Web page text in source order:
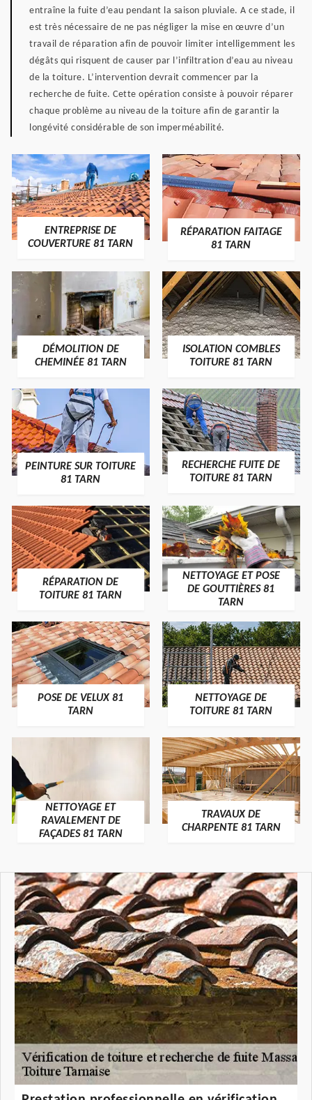
entraîne la fuite d’eau pendant la saison pluviale. A ce stade, il
est très nécessaire de ne pas négliger la mise en œuvre d’un
travail de réparation afin de pouvoir limiter intelligemment les
dégâts qui risquent de causer par l’infiltration d’eau au niveau
de la toiture. L’intervention devrait commencer par la
recherche de fuite. Cette opération consiste à pouvoir réparer
chaque problème au niveau de la toiture afin de garantir la
longévité considérable de son imperméabilité.
ENTREPRISE DE
COUVERTURE 81 TARN
RÉPARATION FAITAGE
81 TARN
DÉMOLITION DE
CHEMINÉE 81 TARN
ISOLATION COMBLES
TOITURE 81 TARN
PEINTURE SUR TOITURE
81 TARN
RECHERCHE FUITE DE
TOITURE 81 TARN
RÉPARATION DE
TOITURE 81 TARN
NETTOYAGE ET POSE
DE GOUTTIÈRES 81
TARN
POSE DE VELUX 81
TARN
NETTOYAGE DE
TOITURE 81 TARN
NETTOYAGE ET
RAVALEMENT DE
FAÇADES 81 TARN
TRAVAUX DE
CHARPENTE 81 TARN